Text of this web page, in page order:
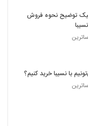
توضیح نحوه فروش
با نسیبا خرید کنیم؟